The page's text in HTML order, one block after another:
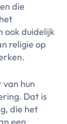
die
ook duidelijk
religie op
van hun
Dat is
die het